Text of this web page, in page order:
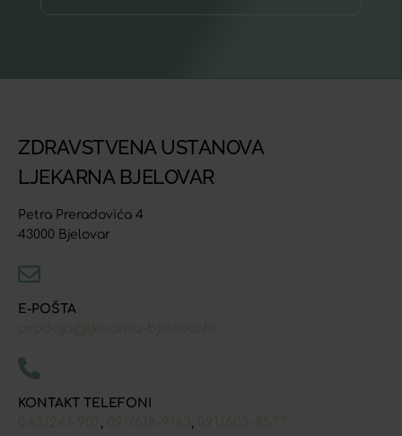
ZDRAVSTVENA USTANOVA
LJEKARNA BJELOVAR
Petra Preradovića 4
43000 Bjelovar
E-POŠTA
KONTAKT TELEFONI